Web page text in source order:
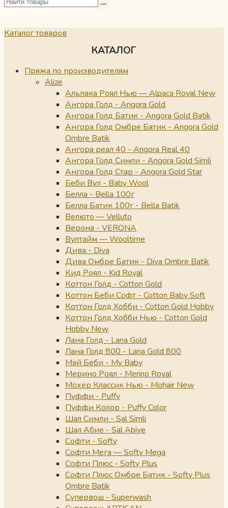
Каталог товаров
КАТАЛОГ
Пряжа по производителям
Alize
Альпака Роял Нью — Alpaca Royal New
Ангора Голд - Angora Gold
Ангора Голд Батик - Angora Gold Batik
Ангора Голд Омбре Батик - Angora Gold
Ombre Batik
Ангора реал 40 - Angora Real 40
Ангора Голд Симли - Angora Gold Simli
Ангора Голд Стар - Angora Gold Star
Беби Вул - Baby Wool
Белла - Bella 100г
Белла Батик 100г - Bella Batik
Велюто — Velluto
Верона - VERONA
Вултайм — Wooltime
Дива - Diva
Дива Омбре Батик - Diva Ombre Batik
Кид Роял - Kid Royal
Коттон Голд - Cotton Gold
Коттон Беби Софт - Cotton Baby Soft
Коттон Голд Хобби - Cotton Gold Hobby
Коттон Голд Хобби Нью - Cotton Gold
Hobby New
Лана Голд - Lana Gold
Лана Голд 800 - Lana Gold 800
Май Беби - My Baby
Мерино Роял - Merino Royal
Мохер Классик Нью - Mohair New
Пуффи - Puffy
Пуффи Колор - Puffy Color
Шал Симли - Sal Simli
Шал Абие - Sal Abiye
Софти - Softy
Софти Мега — Softy Mega
Софти Плюс - Softy Plus
Софти Плюс Омбре Батик - Softy Plus
Ombre Batik
Супервош - Superwash